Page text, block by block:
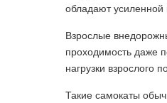
обладают усиленной
Взрослые
проходимость даже
нагрузки взрослого
Такие самокаты